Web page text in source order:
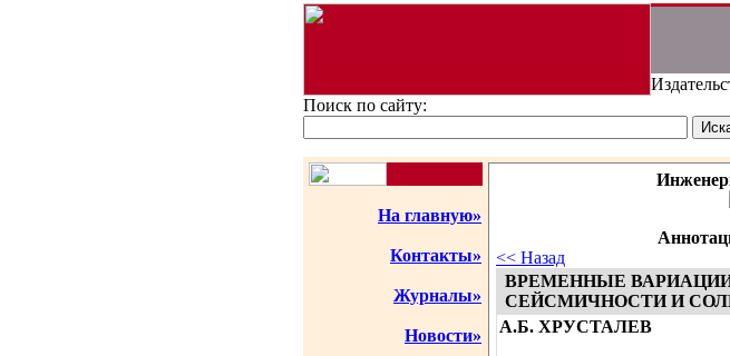
Поиск по сайту:
На главную»
Контакты»
Журналы»
Новости»
<< Назад
ВРЕМЕННЫЕ
СЕЙСМИЧНОСТИ И
А.Б. ХРУСТАЛЕВ